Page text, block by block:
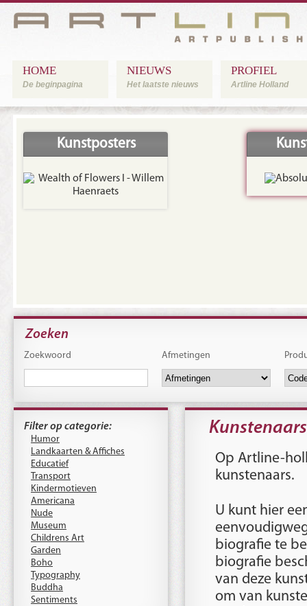
HOME
De beginpagina
NIEUWS
Het laatste nieuws
PROFIEL
Artline Holland
Kunstposters
Zoeken
Zoekwoord Afmetingen
Filter op categorie:
Humor
Landkaarten & Affiches
Educatief
Transport
Kindermotieven
Americana
Nude
Museum
Childrens Art
Garden
Boho
Typography
Buddha
Sentiments
Op Artline-
kunstenaars.
U kunt hier
biografie te
biografie
van deze
om van